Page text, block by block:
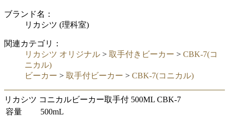
ブランド名：
リカシツ (理科室)
関連カテゴリ：
リカシツ オリジナル > 取手付きビーカー > CBK-7(コ
ニカル)
ビーカー > 取手付ビーカー > CBK-7(コニカル)
リカシツ コニカルビーカー取手付 500ML CBK-7
容量
500mL